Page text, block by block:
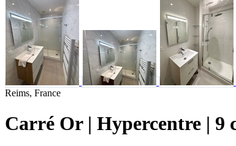
Reims, France
Carré Or | Hypercentre | 9